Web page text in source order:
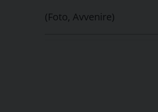
(Foto, Avvenire)